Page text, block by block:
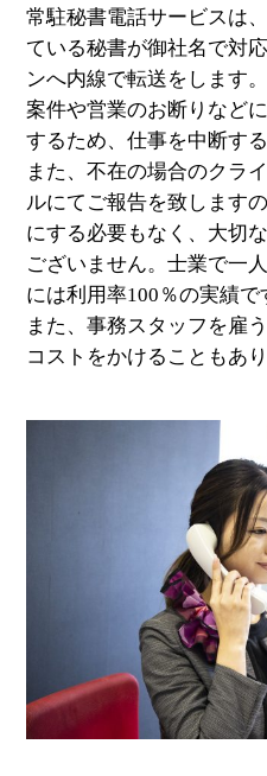
常駐秘書電話サービスは
ている秘書が御社名で対
ンへ内線で転送をします。
案件や営業のお断りなど
するため、仕事を中断す
また、不在の場合のクラ
ルにてご報告を致します
にする必要もなく、大切
ございません。士業で一
には利用率100％の実績で
また、事務スタッフを雇
コストをかけることもあり